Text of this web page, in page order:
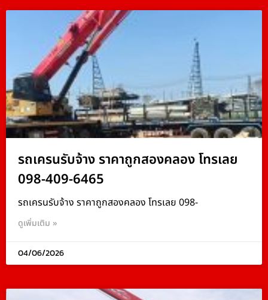
รถเครนรับจ้าง ราคาถูกสองคลอง โทรเลย
098-409-6465
รถเครนรับจ้าง ราคาถูกสองคลอง โทรเลย 098-
ดูเพิ่มเติม »
04/06/2026